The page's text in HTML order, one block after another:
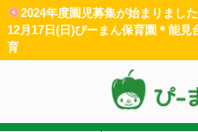
2024年度園児募集が始まりました
12月17日(日)ぴーまん保育園＊能
育